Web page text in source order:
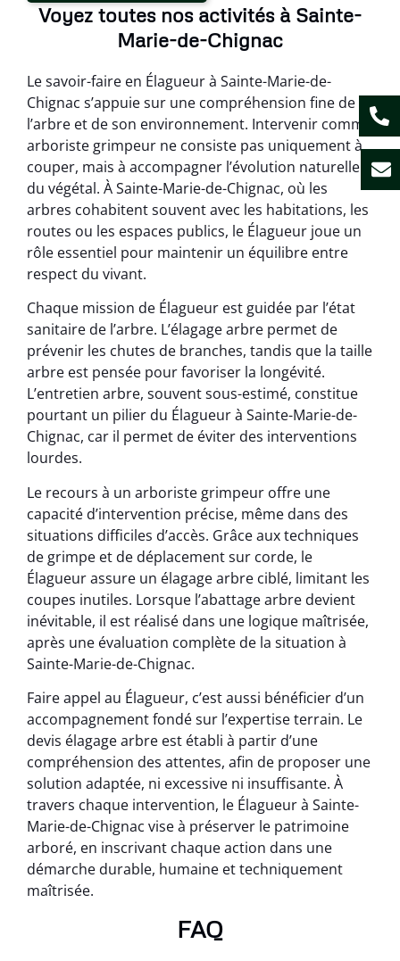
Voyez toutes nos activités à Sainte-
Marie-de-Chignac
Le savoir-faire en Élagueur à Sainte-Marie-de-
Chignac s’appuie sur une compréhension fine de
l’arbre et de son environnement. Intervenir comme
arboriste grimpeur ne consiste pas uniquement à
couper, mais à accompagner l’évolution naturelle
du végétal. À Sainte-Marie-de-Chignac, où les
arbres cohabitent souvent avec les habitations, les
routes ou les espaces publics, le Élagueur joue un
rôle essentiel pour maintenir un équilibre entre
respect du vivant.
Chaque mission de Élagueur est guidée par l’état
sanitaire de l’arbre. L’élagage arbre permet de
prévenir les chutes de branches, tandis que la taille
arbre est pensée pour favoriser la longévité.
L’entretien arbre, souvent sous-estimé, constitue
pourtant un pilier du Élagueur à Sainte-Marie-de-
Chignac, car il permet de éviter des interventions
lourdes.
Le recours à un arboriste grimpeur offre une
capacité d’intervention précise, même dans des
situations difficiles d’accès. Grâce aux techniques
de grimpe et de déplacement sur corde, le
Élagueur assure un élagage arbre ciblé, limitant les
coupes inutiles. Lorsque l’abattage arbre devient
inévitable, il est réalisé dans une logique maîtrisée,
après une évaluation complète de la situation à
Sainte-Marie-de-Chignac.
Faire appel au Élagueur, c’est aussi bénéficier d’un
accompagnement fondé sur l’expertise terrain. Le
devis élagage arbre est établi à partir d’une
compréhension des attentes, afin de proposer une
solution adaptée, ni excessive ni insuffisante. À
travers chaque intervention, le Élagueur à Sainte-
Marie-de-Chignac vise à préserver le patrimoine
arboré, en inscrivant chaque action dans une
démarche durable, humaine et techniquement
maîtrisée.
FAQ